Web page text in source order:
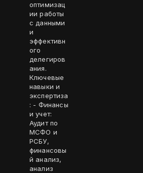
оптимизац
ии работы
с данными
и
эффективн
ого
делегиров
ания.
Ключевые
навыки и
экспертиза
: - Финансы
и учет:
Аудит по
МСФО и
РСБУ,
финансовы
й анализ,
анализ